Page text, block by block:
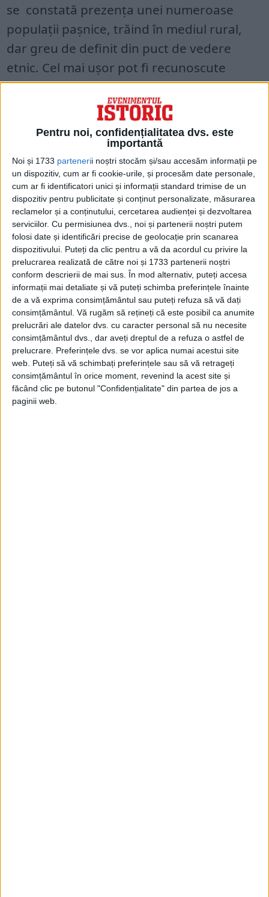
Pentru noi, confidențialitatea dvs. este
importantă
Noi și 1733 partenerii noștri stocăm și/sau accesăm informații pe
un dispozitiv, cum ar fi cookie-urile, și procesăm date personale,
cum ar fi identificatori unici și informații standard trimise de un
dispozitiv pentru publicitate și conținut personalizate, măsurarea
reclamelor și a conținutului, cercetarea audienței și dezvoltarea
serviciilor. Cu permisiunea dvs., noi și partenerii noștri putem
folosi date și identificări precise de geolocație prin scanarea
dispozitivului. Puteți da clic pentru a vă da acordul cu privire la
prelucrarea realizată de către noi și 1733 partenerii noștri
conform descrierii de mai sus. În mod alternativ, puteți accesa
informații mai detaliate și vă puteți schimba preferințele înainte
de a vă exprima consimțământul sau puteți refuza să vă dați
consimțământul. Vă rugăm să rețineți că este posibil ca anumite
prelucrări ale datelor dvs. cu caracter personal să nu necesite
consimțământul dvs., dar aveți dreptul de a refuza o astfel de
prelucrare. Preferințele dvs. se vor aplica numai acestui site
web. Puteți să vă schimbați preferințele sau să vă retrageți
consimțământul în orice moment, revenind la acest site și
făcând clic pe butonul "Confidențialitate" din partea de jos a
paginii web.
se constată prezenţa unei numeroase
populaţii paşnice, trăind în mediul rural,
dar greu de definit din puct de vedere
etnic. Cel mai uşor pot fi recunoscute
elementele alogene, îndeosebi prin
elemente de suprastructură şi mai puţin
prin aspecte ale vieţii cotidiene. Se adaugă
prizonierii luați de populații scitice în
vremea incursiunilor peste limes. Se poate
astfel vorbi de o veritabil1 nouă
“colonizare”, oricum de o continuă
populare a ţinuturilor de la nordul Dunării
cu populaţia romanică. Continuitatea la
nord de Dunăre a romanității a fost
sprijinită și de prezența aproape
neîntreruptă a armatei romane la Dunărea
mijlocie și de jos până în secolul VII. De
asemenea, creștinismul a reprezentat un
factor de coeziune. Treptat, barbarii au
fost integrați, mai întâi economic, apoi
militar, devenind foederați și mercenari, în